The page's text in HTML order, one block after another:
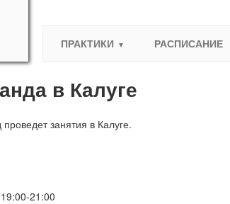
ПРАКТИКИ
РАСПИСАНИЕ
в Калуге
занятия в Калуге.
21:00